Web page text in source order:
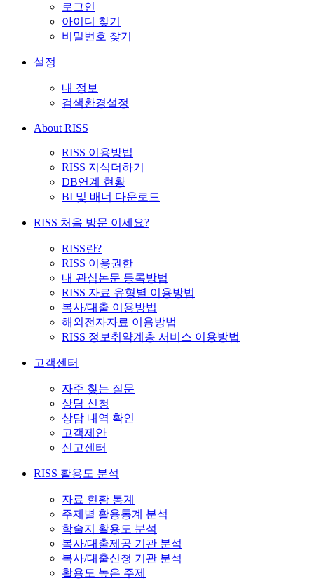
로그인
아이디 찾기
비밀번호 찾기
설정
내 정보
검색환경설정
About RISS
RISS 이용방법
RISS 지식더하기
DB연계 현황
BI 및 배너 다운로드
RISS 처음 방문 이세요?
RISS란?
RISS 이용권한
내 관심논문 등록방법
RISS 자료 유형별 이용방법
복사/대출 이용방법
해외전자자료 이용방법
RISS 정보취약계층 서비스 이용방법
고객센터
자주 찾는 질문
상담 신청
상담 내역 확인
고객제안
신고센터
RISS 활용도 분석
자료 현황 통계
주제별 활용통계 분석
학술지 활용도 분석
복사/대출제공 기관 분석
복사/대출신청 기관 분석
활용도 높은 주제